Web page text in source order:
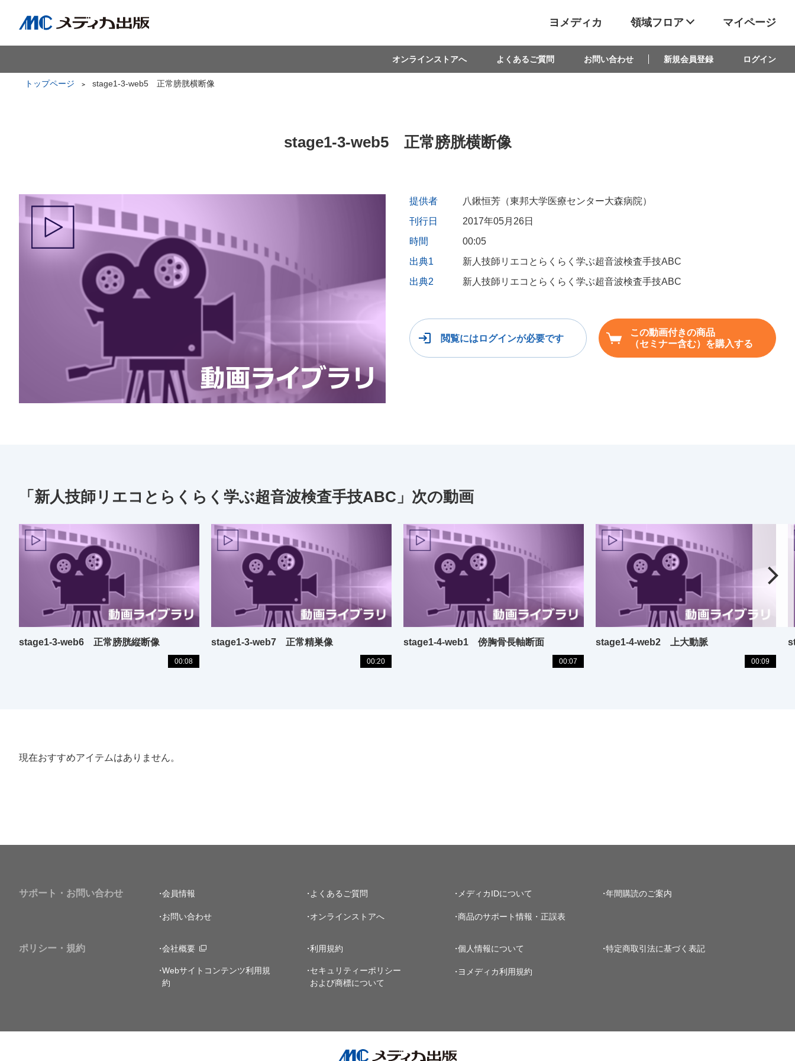
ヨメディカ 領域フロア マイページ
オンラインストアへ よくあるご質問 お問い合わせ 新規会員登録 ログイン
トップページ stage1-3-web5 正常膀胱横断像
stage1-3-web5 正常膀胱横断像
提供者
八鍬恒芳（東邦大学医療センター大森病院）
刊行日
2017年05月26日
時間
00:05
出典1
新人技師リエコとらくらく学ぶ超音波検査手技ABC
出典2
新人技師リエコとらくらく学ぶ超音波検査手技ABC
閲覧にはログインが必要です
この動画付きの商品
（セミナー含む）を購入する
「新人技師リエコとらくらく学ぶ超音波検査手技ABC」次の動画
stage1-3-web6 正常膀胱縦断像
00:08
stage1-3-web7 正常精巣像
00:20
stage1-4-web1 傍胸骨長軸断面
00:07
stage1-4-web2 上大動脈
00:09
現在おすすめアイテムはありません。
サポート・お問い合わせ 会員情報 よくあるご質問 メディカIDについて 年間購読のご案内
お問い合わせ オンラインストアへ 商品のサポート情報・正誤表
ポリシー・規約 会社概要 利用規約 個人情報について 特定商取引法に基づく表記
Webサイトコンテンツ利用規
約
セキュリティーポリシー
および商標について
ヨメディカ利用規約